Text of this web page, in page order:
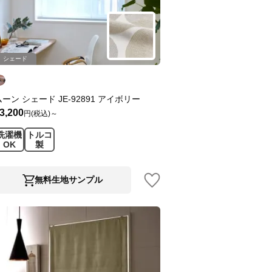
シェード
ーン シェード JE-92891 アイボリー
円(税込)～
濯機
OK
トルコ
製
無料生地サンプル